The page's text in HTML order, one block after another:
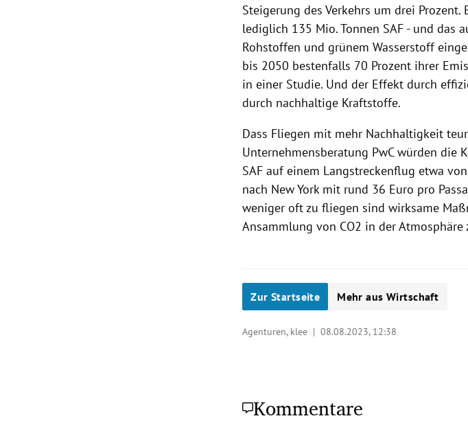
Steigerung des Verkehrs um drei
lediglich 135 Mio. Tonnen SAF - und das
Rohstoffen und grünem Wasserstoff
bis 2050 bestenfalls 70 Prozent ihrer
in einer Studie. Und der Effekt durch
durch nachhaltige Kraftstoffe.
Dass Fliegen mit mehr Nachhaltigkeit
Unternehmensberatung PwC würden die
SAF auf einem Langstreckenflug etwa
nach New York mit rund 36 Euro pro
weniger oft zu fliegen sind wirksame
Ansammlung von CO2 in der
Zur Startseite Mehr aus Wirtschaft
Agenturen, klee |08.08.2023, 12:38
Kommentare